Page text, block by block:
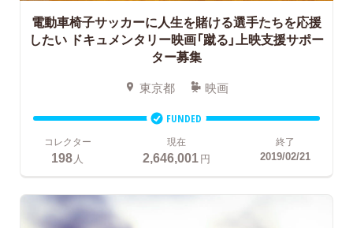
電動車椅子サッカーに人生を賭ける選手たちを応援
したい ドキュメンタリー映画「蹴る」上映支援サポー
ター募集
東京都 映画
FUNDED
コレクター
198人
現在
2,646,001円
終了
2019/02/21